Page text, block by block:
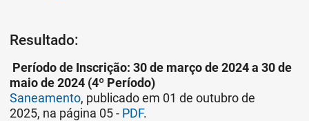
Resultado:
Período de Inscrição: 30 de março de 2024 a 30 de
maio de 2024 (4º Período)
Saneamento, publicado em 01 de outubro de
2025, na página 05 - PDF.